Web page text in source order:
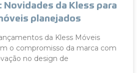
Novidades da Kless para
planejados
da Kless Móveis
o compromisso da marca com
no design de